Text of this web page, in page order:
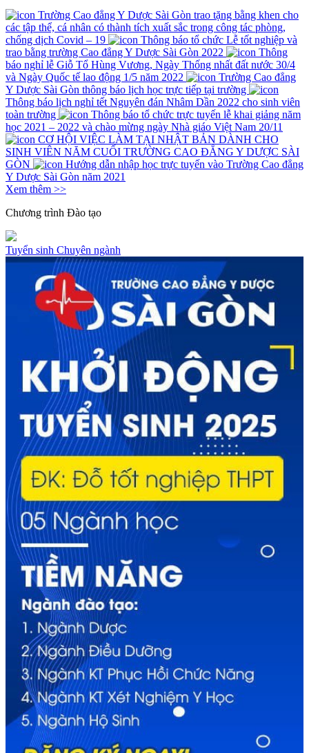
Trường Cao đẳng Y Dược Sài Gòn trao tặng bằng khen cho
các tập thể, cá nhân có thành tích xuất sắc trong công tác phòng,
chống dịch Covid – 19
Thông báo tổ chức Lễ tốt nghiệp và
trao bằng trường Cao đẳng Y Dược Sài Gòn 2022
Thông
báo nghỉ lễ Giỗ Tổ Hùng Vương, Ngày Thống nhất đất nước 30/4
và Ngày Quốc tế lao động 1/5 năm 2022
Trường Cao đẳng
Y Dược Sài Gòn thông báo lịch học trực tiếp tại trường
Thông báo lịch nghỉ tết Nguyên đán Nhâm Dần 2022 cho sinh viên
toàn trường
Thông báo tổ chức trực tuyến lễ khai giảng năm
học 2021 – 2022 và chào mừng ngày Nhà giáo Việt Nam 20/11
CƠ HỘI VIỆC LÀM TẠI NHẬT BẢN DÀNH CHO
SINH VIÊN NĂM CUỐI TRƯỜNG CAO ĐẲNG Y DƯỢC SÀI
GÒN
Hướng dẫn nhập học trực tuyến vào Trường Cao đẳng
Y Dược Sài Gòn năm 2021
Xem thêm >>
Chương trình Đào tạo
Tuyển sinh Chuyên ngành